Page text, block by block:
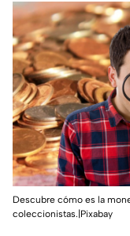
Descubre cómo es la
coleccionistas.|Pixabay